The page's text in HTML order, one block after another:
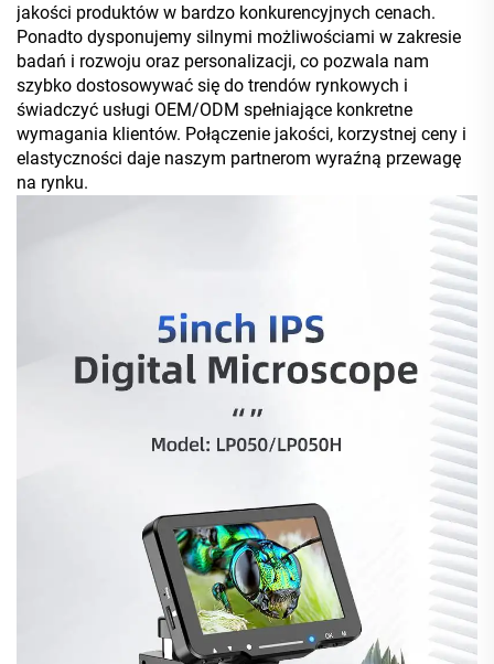
jakości produktów w bardzo konkurencyjnych cenach.
Ponadto dysponujemy silnymi możliwościami w zakresie
badań i rozwoju oraz personalizacji, co pozwala nam
szybko dostosowywać się do trendów rynkowych i
świadczyć usługi OEM/ODM spełniające konkretne
wymagania klientów. Połączenie jakości, korzystnej ceny i
elastyczności daje naszym partnerom wyraźną przewagę
na rynku.